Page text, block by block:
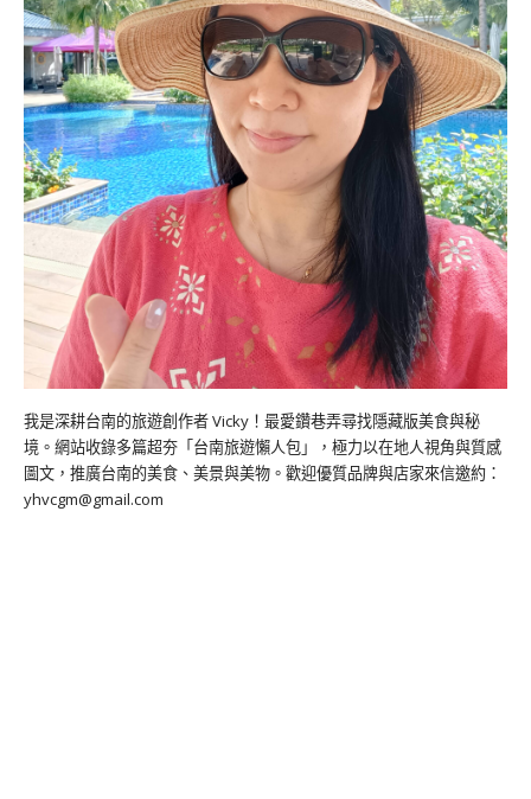
我是深耕台南的旅遊創作者 Vicky！最愛鑽巷弄尋找隱藏版美食與秘
境。網站收錄多篇超夯「台南旅遊懶人包」，極力以在地人視角與質感
圖文，推廣台南的美食、美景與美物。歡迎優質品牌與店家來信邀約：
yhvcgm@gmail.com